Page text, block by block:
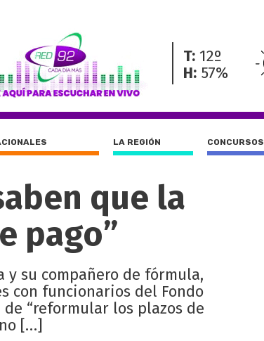
T: 12º
H: 57%
LA REGIÓN CONCURSOS
que la
pago”
y su compañero de fórmula,
con funcionarios del Fondo
“reformular los plazos de
[…]